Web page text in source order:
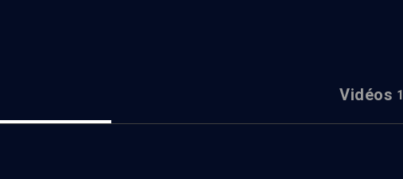
Vidéos 1